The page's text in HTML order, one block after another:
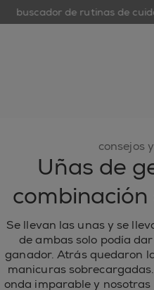
buscador de rutinas de
consejos
Uñas de
Se llevan las unas y se
de ambas solo podía
ganador. Atrás quedaron
manicuras
onda imparable y